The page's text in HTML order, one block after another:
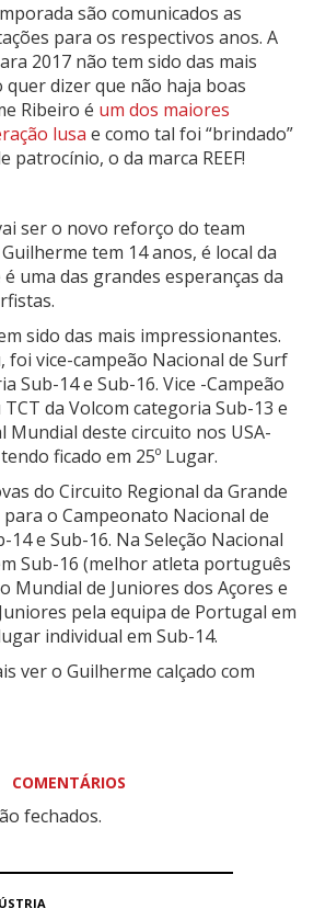
são comunicados as
para os respectivos anos. A
2017 não tem sido das mais
quer dizer que não haja boas
Ribeiro é um dos maiores
lusa e como tal foi “brindado”
patrocínio, o da marca REEF!
ser o novo reforço do team
Guilherme tem 14 anos, é local da
uma das grandes esperanças da
sido das mais impressionantes.
foi vice-campeão Nacional de Surf
Sub-14 e Sub-16. Vice -Campeão
da Volcom categoria Sub-13 e
Mundial deste circuito nos USA-
ficado em 25º Lugar.
do Circuito Regional da Grande
o Campeonato Nacional de
14 e Sub-16. Na Seleção Nacional
Sub-16 (melhor atleta português
Mundial de Juniores dos Açores e
pela equipa de Portugal em
individual em Sub-14.
ver o Guilherme calçado com
COMENTÁRIOS
fechados.